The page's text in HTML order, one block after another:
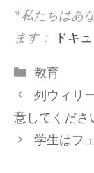
*私たちはあ
ます：
ドキ
カ
テ
ゴ
リ
ー
教育
列ウィリ
意してくださ
学生はフ